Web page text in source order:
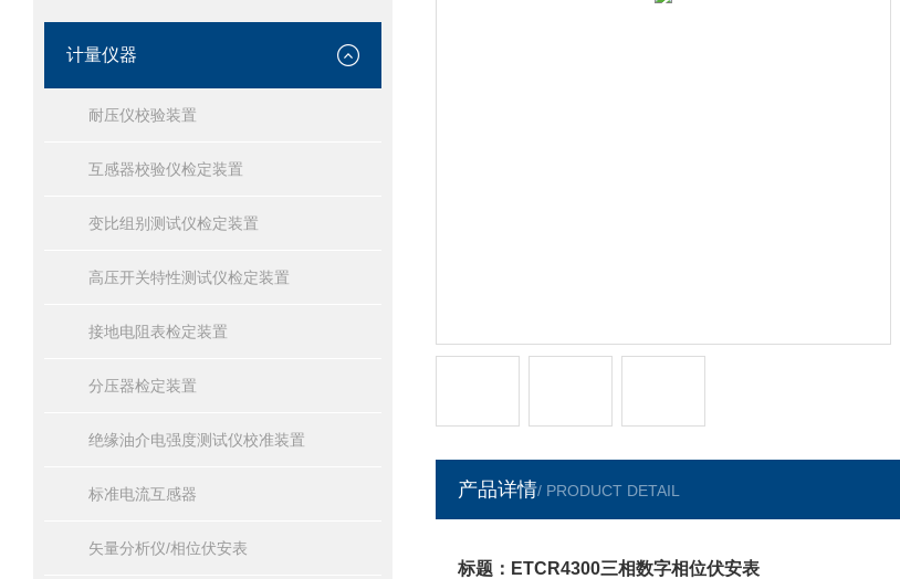
计量仪器
耐压仪校验装置
互感器校验仪检定装置
变比组别测试仪检定装置
高压开关特性测试仪检定装置
接地电阻表检定装置
分压器检定装置
绝缘油介电强度测试仪校准装置
标准电流互感器
矢量分析仪/相位伏安表
产品详情/ PRODUCT DETAIL
标题：ETCR4300三相数字相位伏安表